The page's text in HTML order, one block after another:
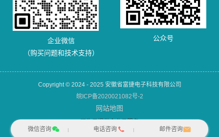
企业微信
（购买问题和技术支持）
公众号
Copyright © 2024 - 2025 安徽省富捷电子科技有限公司
皖ICP备2020021082号-2
网站地图
犀牛云提供企业云服务
微信咨询
电话咨询 邮件咨询